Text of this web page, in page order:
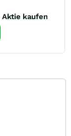
Aktie kaufen